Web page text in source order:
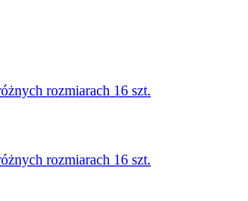
rozmiarach 16 szt.
rozmiarach 16 szt.